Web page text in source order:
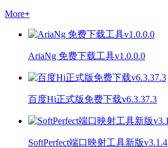
More+
AriaNg 免费下载工具v1.0.0.0
百度Hi正式版免费下载v6.3.37.3
SoftPerfect端口映射工具新版v3.1.4